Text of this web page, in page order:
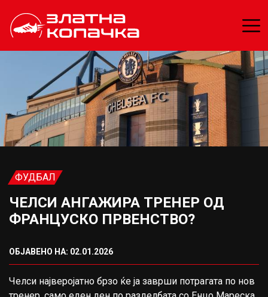
ФУДБАЛ
ЧЕЛСИ АНГАЖИРА ТРЕНЕР ОД
ФРАНЦУСКО ПРВЕНСТВО?
ОБЈАВЕНО НА: 02.01.2026
Челси најверојатно брзо ќе ја заврши потрагата по нов